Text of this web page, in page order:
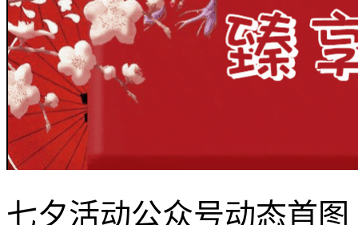
七夕活动公众号动态首图